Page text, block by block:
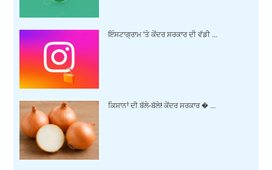
ਇੰਸਟਾਗ੍ਰਾਮ 'ਤੇ ਕੇਂਦਰ ਸਰਕਾਰ ਦੀ ਵੱਡੀ ...
ਕਿਸਾਨਾਂ ਦੀ ਬੱਲੇ-ਬੱਲੇ! ਕੇਂਦਰ ਸਰਕਾਰ � ...